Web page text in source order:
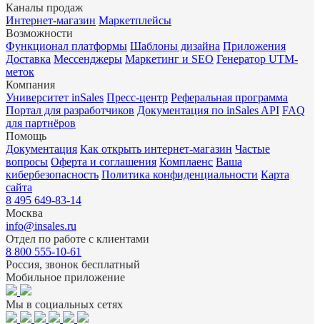
Каналы продаж
Интернет-магазин Маркетплейсы
Возможности
Функционал платформы Шаблоны дизайна Приложения
Доставка Мессенджеры Маркетинг и SEO Генератор UTM-
меток
Компания
Университет inSales Пресс-центр Реферальная программа
Портал для разработчиков Документация по inSales API FAQ
для партнёров
Помощь
Документация Как открыть интернет-магазин Частые
вопросы Оферта и соглашения Комплаенс Ваша
кибербезопасность Политика конфиденциальности Карта
сайта
8 495 649-83-14
Москва
info@insales.ru
Отдел по работе с клиентами
8 800 555-10-61
Россия, звонок бесплатный
Мобильное приложение
Мы в социальных сетях